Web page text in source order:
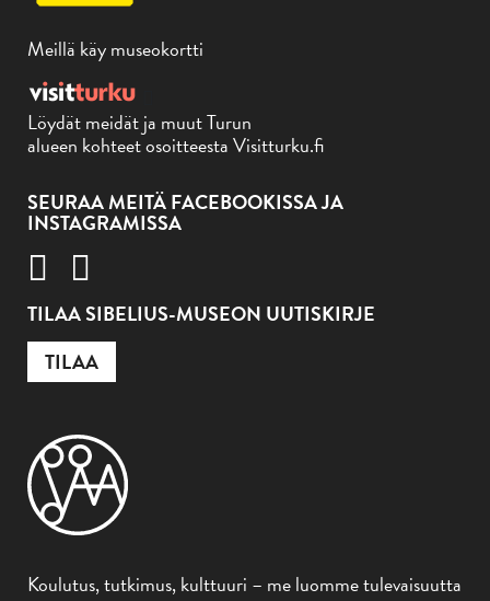
Meillä käy museokortti
Löydät meidät ja muut Turun
alueen kohteet osoitteesta Visitturku.fi
SEURAA MEITÄ FACEBOOKISSA JA
INSTAGRAMISSA
TILAA SIBELIUS-MUSEON UUTISKIRJE
TILAA
Koulutus, tutkimus, kulttuuri – me luomme tulevaisuutta